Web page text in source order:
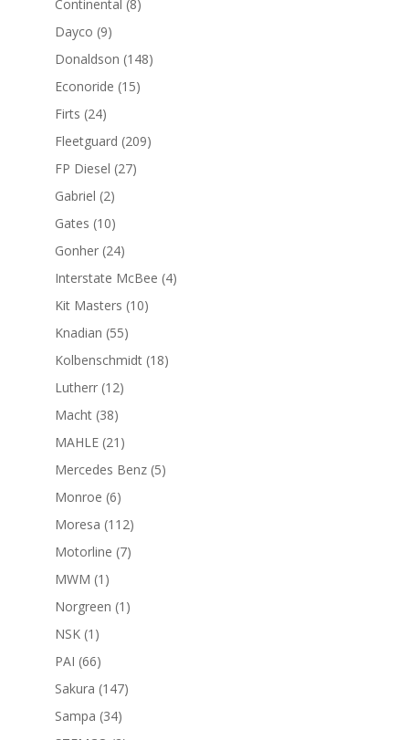
Continental 8
Dayco 99
productos
Donaldson 148148
Econoride 1515
Firts 2424
productos
Fleetguard 209209
FP Diesel 2727
Gabriel 22
productos
Gates 1010
productos
Gonher 2424
productos
Interstate McBee 44
Kit Masters 1010
Knadian 5555
productos
Kolbenschmidt 1818
Lutherr 1212
Macht 3838
productos
MAHLE 21 21
productos
Mercedes Benz 55
Monroe 66
productos
Moresa 112112
productos
Motorline 77
MWM 1 1
producto
Norgreen 1 1
NSK 1 1
producto
PAI 6666
productos
Sakura 147147
Sampa 3434
productos